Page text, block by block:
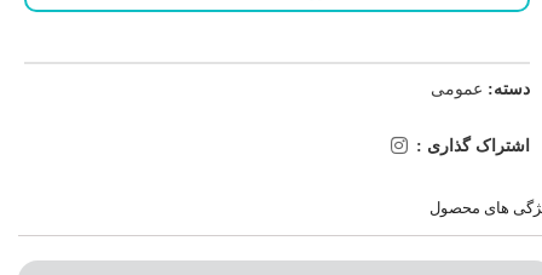
دسته: عمومی
اشتراک گذاری :
های محصول